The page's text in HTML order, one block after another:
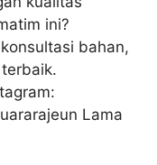
ini?
bahan,
Lama